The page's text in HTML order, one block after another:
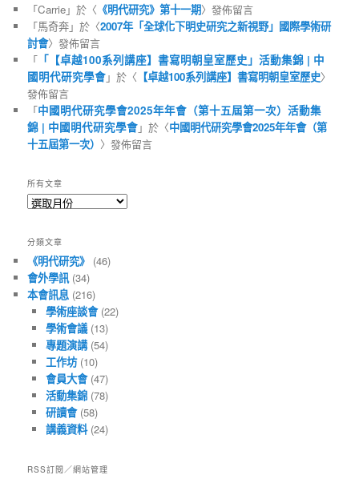
「Carrie」於〈 《明代研究》第十一期〉發佈留言
「馬奇奔」於〈2007年「全球化下明史研究之新視野」國際學術研
討會〉發佈留言
「 「【卓越100系列講座】書寫明朝皇室歷史」活動集錦 | 中
國明代研究學會」於〈 【卓越100系列講座】書寫明朝皇室歷史〉
發佈留言
「中國明代研究學會2025年年會（第十五屆第一次）活動集
錦 | 中國明代研究學會」於〈中國明代研究學會2025年年會（第
十五屆第一次） 〉發佈留言
所有文章
所
章
分類文章
《明代研究》 (46)
會外學訊(34)
本會訊息 (216)
學術座談會(22)
學術會議(13)
專題演講(54)
工作坊(10)
會員大會(47)
活動集錦(78)
研讀會(58)
講義資料(24)
RSS訂閱／網站管理